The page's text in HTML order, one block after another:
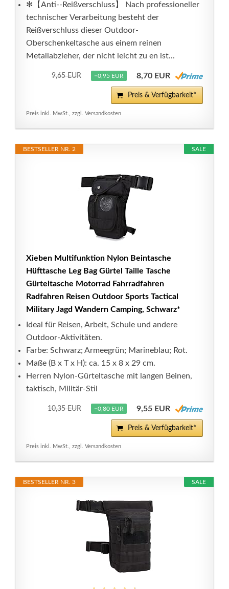
✻【Anti--Reißverschluss】 Nach professioneller
technischer Verarbeitung besteht der
Reißverschluss dieser Outdoor-
Oberschenkeltasche aus einem reinen
Metallabzieher, der nicht leicht zu en ist...
9,65 EUR −0,95 EUR 8,70 EUR
Preis & Verfügbarkeit*
Preis inkl. MwSt., zzgl. Versandkosten
SALE
BESTSELLER NR. 2
Xieben Multifunktion Nylon Beintasche
Hüfttasche Leg Bag Gürtel Taille Tasche
Gürteltasche Motorrad Fahrradfahren
Radfahren Reisen Outdoor Sports Tactical
Military Jagd Wandern Camping, Schwarz*
Ideal für Reisen, Arbeit, Schule und andere
Outdoor-Aktivitäten.
Farbe: Schwarz; Armeegrün; Marineblau; Rot.
Maße (B x T x H): ca. 15 x 8 x 29 cm.
Herren Nylon-Gürteltasche mit langen Beinen,
taktisch, Militär-Stil
10,35 EUR −0,80 EUR 9,55 EUR
Preis & Verfügbarkeit*
Preis inkl. MwSt., zzgl. Versandkosten
SALE
BESTSELLER NR. 3